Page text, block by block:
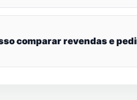
comparar revendas e